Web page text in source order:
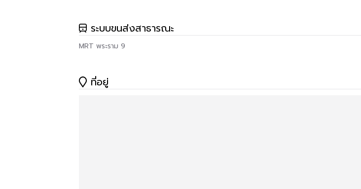
ติดต่อสอบถาม 0893099790
หรือ0860237766
ระบบขนส่งสาธารณะ
MRT พระราม 9
ที่อยู่